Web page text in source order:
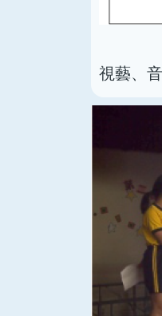
視藝、